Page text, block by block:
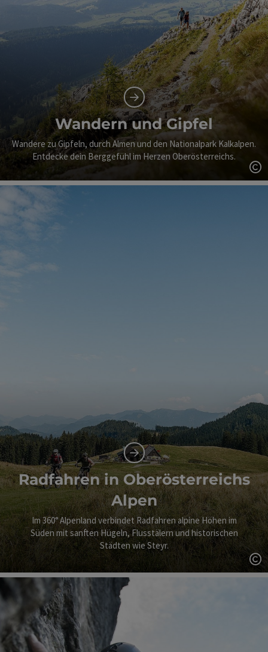
Wandern und Gipfel
Wandere zu Gipfeln, durch Almen und den Nationalpark Kalkalpen.
Entdecke dein Berggefühl im Herzen Oberösterreichs.
Radfahren in Oberösterreichs
Alpen
Im 360° Alpenland verbindet Radfahren alpine Höhen im
Süden mit sanften Hügeln, Flusstälern und historischen
Städten wie Steyr.